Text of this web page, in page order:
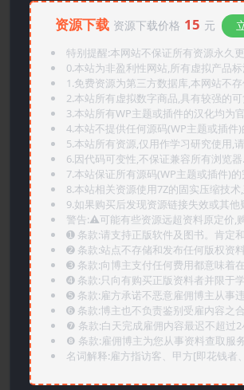
资源下载 资源下载价格 15 元
特别提醒:本网站不保证所有资源永久
0.本站为非盈利性网站,所有虚拟产品
1.免费资源为第三方数据库,本网站不
2.本站所有虚拟数字商品,具有较强的
3.本站所有WP主题或插件的汉化均为
4.本站不提供任何源码(WP主题或插
5.本站所有资源,仅用作学习研究使用,
6.因代码可变性,不保证兼容所有浏览
7.本站保证所有源码(WP主题或插件)
8.本站相关资源使用7Z的固实压缩技
9.如果购买后发现资源链接失效或其
警告:⚠️可能有些资源远超资料原定价,
➊️ 条款:请支持正版软件及图书。肯定
➋️ 条款:站点不存储和发布任何版权资
➌️ 条款:向博主支付任何费用都意味着
➍️ 条款:只向有购买正版资料者并限于
➎ 条款:雇方承诺不恶意雇佣博主从事
➏️ 条款:博主也不负责鉴别受雇内容之
❼ 条款:白天完成雇佣内容最迟不超过
❽ 条款:雇佣博主为您从事资料查取服
名词解释:雇方指访客、甲方[即花钱